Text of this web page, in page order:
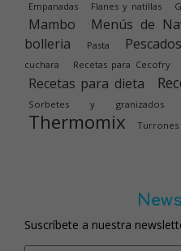
Empanadas Flanes y natillas
Mambo Menús de
bolleria
Pasta Pescados
cuchara
Recetas para Cecofry
Recetas para dieta
Sorbetes y granizados
Thermomix Turrones
Suscríbete a nuestra